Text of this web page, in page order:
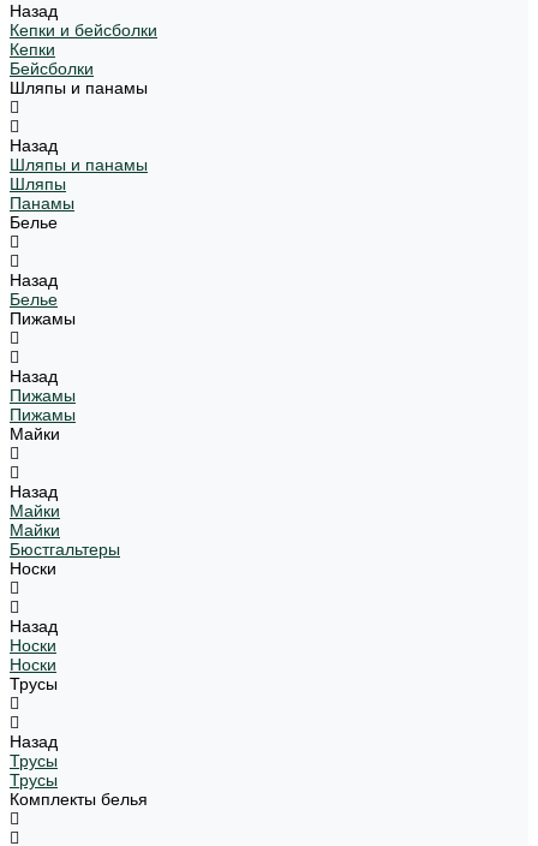
Назад
Кепки и бейсболки
Кепки
Бейсболки
Шляпы и панамы
Назад
Шляпы и панамы
Шляпы
Панамы
Белье
Назад
Белье
Пижамы
Назад
Пижамы
Пижамы
Майки
Назад
Майки
Майки
Бюстгальтеры
Носки
Назад
Носки
Носки
Трусы
Назад
Трусы
Трусы
Комплекты белья